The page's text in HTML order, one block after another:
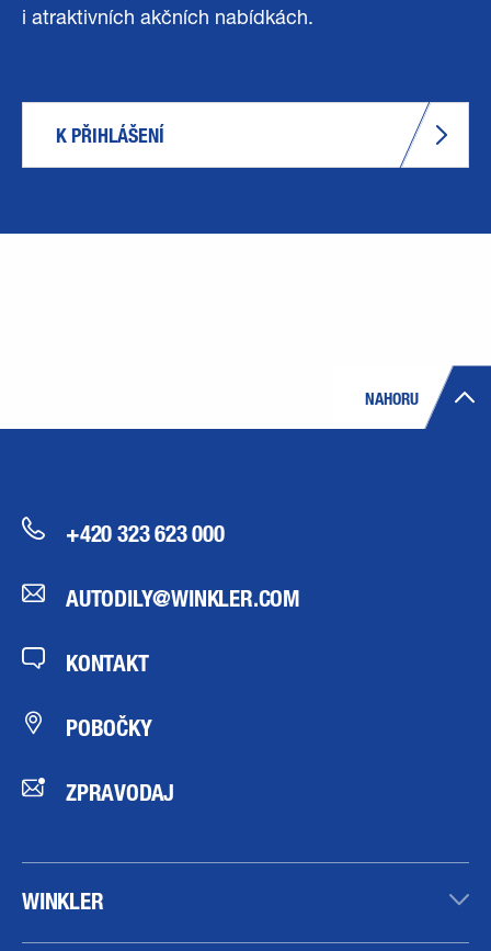
i atraktivních akčních nabídkách.
K PŘIHLÁŠENÍ
NAHORU
+420 323 623 000
AUTODILY@WINKLER.COM
KONTAKT
POBOČKY
ZPRAVODAJ
WINKLER